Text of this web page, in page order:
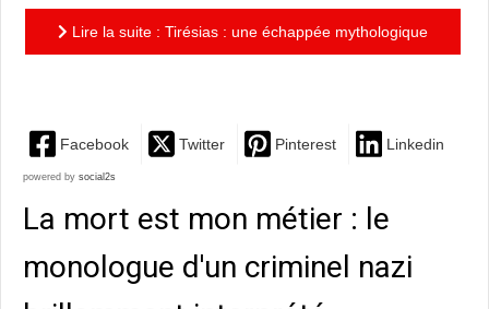
Lire la suite : Tirésias : une échappée mythologique
Facebook Twitter Pinterest Linkedin
powered by social2s
La mort est mon métier : le
monologue d'un criminel nazi